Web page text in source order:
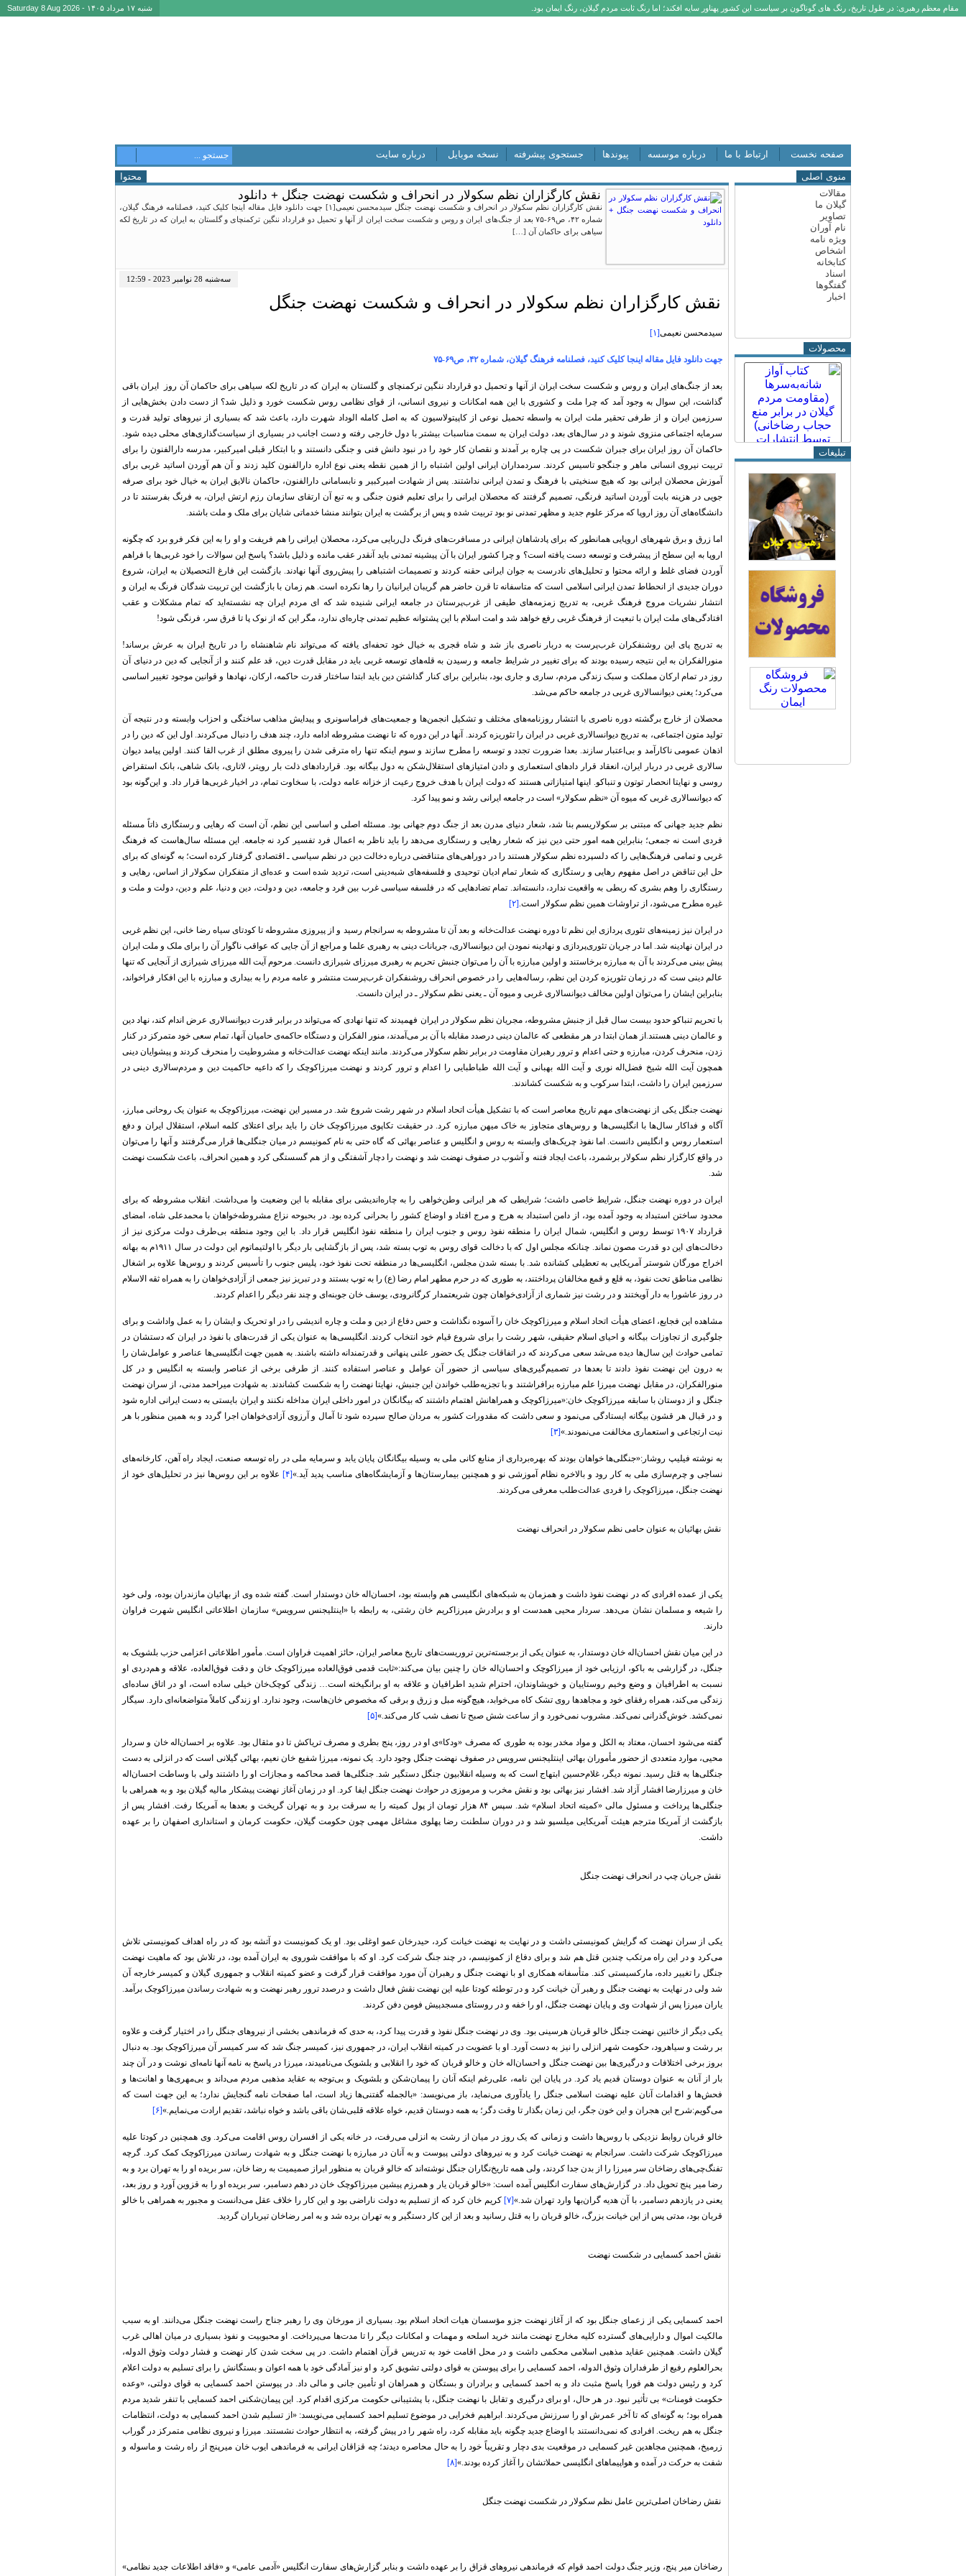
مقام معظم رهبری: در طول تاریخ، رنگ های گوناگون بر سیاست این کشور پهناور سایه افکند؛ اما رنگ ثابت مردم گیلان، رنگ ایمان بود. شنبه ۱۷ مرداد ۱۴۰۵ - Saturday 8 Aug 2026
صفحه نخست ارتباط با ما درباره موسسه پیوندها جستجوی پیشرفته نسخه موبایل درباره سایت
منوی اصلی
مقالات
گیلان ما
تصاویر
نام آوران
ویژه نامه
اشخاص
کتابخانه
اسناد
گفتگوها
اخبار
محصولات
تبلیغات
محتوا
نقش کارگزاران نظم سکولار در انحراف و شکست نهضت جنگل + دانلود
نقش کارگزاران نظم سکولار در انحراف و شکست نهضت جنگل سیدمحسن نعیمی[۱] جهت دانلود فایل مقاله اینجا کلیک کنید، فصلنامه فرهنگ گیلان،
شماره ۴۲، ص۶۹-۷۵ بعد از جنگ‌های ایران و روس و شکست سخت ایران از آنها و تحمیل دو قرارداد ننگین ترکمنچای و گلستان به ایران که در تاریخ لکه
سیاهی برای حاکمان آن […]
سه‌شنبه 28 نوامبر 2023 - 12:59
نقش کارگزاران نظم سکولار در انحراف و شکست نهضت جنگل
سیدمحسن نعیمی[۱]
جهت دانلود فایل مقاله اینجا کلیک کنید، فصلنامه فرهنگ گیلان، شماره ۴۲، ص۶۹-۷۵
بعد از جنگ‌های ایران و روس و شکست سخت ایران از آنها و تحمیل دو قرارداد ننگین ترکمنچای و گلستان به ایران که در تاریخ لکه سیاهی برای حاکمان آن روز ایران باقی
گذاشت، این سوال به وجود آمد که چرا ملت و کشوری با این همه امکانات و نیروی انسانی، از قوای نظامی روس شکست خورد و ذلیل شد؟ از دست دادن بخش‌هایی از
سرزمین ایران و از طرفی تحقیر ملت ایران به واسطه تحمیل نوعی از کاپیتولاسیون که به اصل کامله الوداد شهرت دارد، باعث شد که بسیاری از نیروهای تولید قدرت و
سرمایه اجتماعی منزوی شوند و در سال‌های بعد، دولت ایران به سمت مناسبات بیشتر با دول خارجی رفته و دست اجانب در بسیاری از سیاست‌گذاری‌های محلی دیده شود.
حاکمان آن روز ایران برای جبران شکست در پی چاره بر آمدند و نقصان کار خود را در نبود دانش فنی و جنگی دانستند و با ابتکار قبلی امیرکبیر، مدرسه دارالفنون را برای
تربیت نیروی انسانی ماهر و جنگجو تاسیس کردند. سردمداران ایرانی اولین اشتباه را از همین نقطه یعنی نوع اداره دارالفنون کلید زدند و آن هم آوردن اساتید غربی برای
آموزش محصلان ایرانی بود که هیچ سنخیتی با فرهنگ و تمدن ایرانی نداشتند. پس از شهادت امیرکبیر و نابسامانی دارالفنون، حاکمان نالایق ایران به خیال خود برای صرفه
جویی در هزینه بابت آوردن اساتید فرنگی، تصمیم گرفتند که محصلان ایرانی را برای تعلیم فنون جنگی و به تبع آن ارتقای سازمان رزم ارتش ایران، به فرنگ بفرستند تا در
دانشگاه‌های آن روز اروپا که مرکز علوم جدید و مظهر تمدنی نو بود تربیت شده و پس از برگشت به ایران بتوانند منشا خدماتی شایان برای ملک و ملت باشند.
اما زرق و برق شهرهای اروپایی همانطور که برای پادشاهان ایرانی در مسافرت‌های فرنگ دل‌ربایی می‌کرد، محصلان ایرانی را هم فریفت و او را به این فکر فرو برد که چگونه
اروپا به این سطح از پیشرفت و توسعه دست یافته است؟ و چرا کشور ایران با آن پیشینه تمدنی باید آنقدر عقب مانده و ذلیل باشد؟ پاسخ این سوالات را خود غربی‌ها با فراهم
آوردن فضای غلط و ارائه محتوا و تحلیل‌های نادرست به جوان ایرانی حقنه کردند و تصمیمات اشتباهی را پیش‌روی آنها نهادند. بازگشت این فارغ التحصیلان به ایران، شروع
دوران جدیدی از انحطاط تمدن ایرانی اسلامی است که متاسفانه تا قرن حاضر هم گریبان ایرانیان را رها نکرده است. هم زمان با بازگشت این تربیت شدگان فرنگ به ایران و
انتشار نشریات مروج فرهنگ غربی، به تدریج زمزمه‌های طیفی از غرب‌پرستان در جامعه ایرانی شنیده شد که ای مردم ایران چه نشسته‌اید که تمام مشکلات و عقب
افتادگی‌های ملت ایران با تبعیت از فرهنگ غربی رفع خواهد شد و امت اسلام با این پشتوانه عظیم تمدنی چاره‌ای ندارد، مگر این که از نوک پا تا فرق سر، فرنگی شود!
به تدریج پای این روشنفکران غرب‌پرست به دربار ناصری باز شد و شاه قجری به خیال خود تحفه‌ای یافته که می‌تواند نام شاهنشاه را در تاریخ ایران به عرش برساند!
منورالفکران به این نتیجه رسیده بودند که برای تغییر در شرایط جامعه و رسیدن به قله‌های توسعه غربی باید در مقابل قدرت دین، قد علم کنند و از آنجایی که دین در دنیای آن
روز در تمام ارکان مملکت و سبک زندگی مردم، ساری و جاری بود، بنابراین برای کنار گذاشتن دین باید ابتدا ساختار قدرت حاکمه، ارکان، نهادها و قوانین موجود تغییر اساسی
می‌کرد؛ یعنی دیوانسالاری غربی در جامعه حاکم می‌شد.
محصلان از خارج برگشته دوره ناصری با انتشار روزنامه‌های مختلف و تشکیل انجمن‌ها و جمعیت‌های فراماسونری و پیدایش مذاهب ساختگی و احزاب وابسته و در نتیجه آن
تولید متون اجتماعی، به تدریج دیوانسالاری غربی در ایران را تئوریزه کردند. آنها در این دوره که تا نهضت مشروطه ادامه دارد، چند هدف را دنبال می‌کردند. اول این که دین را در
اذهان عمومی ناکارآمد و بی‌اعتبار سازند. بعدا ضرورت تجدد و توسعه را مطرح سازند و سوم اینکه تنها راه مترقی شدن را پیروی مطلق از غرب القا کنند. اولین پیامد دیوان
سالاری غربی در دربار ایران، انعقاد قرار دادهای استعماری و دادن امتیازهای استقلال‌شکن به دول بیگانه بود. قراردادهای ذلت بار رویتر، لاتاری، بانک شاهی، بانک استقراض
روسی و نهایتا انحصار توتون و تنباکو. اینها امتیازاتی هستند که دولت ایران با هدف خروج رعیت از خزانه عامه دولت، با سخاوت تمام، در اخیار غربی‌ها قرار داد. و این‌گونه بود
که دیوانسالاری غربی که میوه آن «نظم سکولار» است در جامعه ایرانی رشد و نمو پیدا کرد.
نظم جدید جهانی که مبتنی بر سکولاریسم بنا شد، شعار دنیای مدرن بعد از جنگ دوم جهانی بود. مسئله اصلی و اساسی این نظم، آن است که رهایی و رستگاری ذاتاً مسئله
فردی است نه جمعی؛ بنابراین همه امور حتی دین نیز که شعار رهایی و رستگاری می‌دهد را باید ناظر به اعمال فرد تفسیر کرد نه جامعه. این مسئله سال‌هاست که فرهنگ
غربی و تمامی فرهنگ‌هایی را که دلسپرده نظم سکولار هستند را در دوراهی‌های متناقضی درباره دخالت دین در نظم سیاسی ـ اقتصادی گرفتار کرده است؛ به گونه‌ای که برای
حل این تناقض در اصل مفهوم رهایی و رستگاری که شعار تمام ادیان توحیدی و فلسفه‌های شبه‌دینی است، تردید شده است و عده‌ای از متفکران سکولار از اساس، رهایی و
رستگاری را وهم بشری که ربطی به واقعیت ندارد، دانسته‌اند. تمام تضادهایی که در فلسفه سیاسی غرب بین فرد و جامعه، دین و دولت، دین و دنیا، علم و دین، دولت و ملت و
غیره مطرح می‌شود، از تراوشات همین نظم سکولار است.[۲]
در ایران نیز زمینه‌های تئوری پردازی این نظم تا دوره نهضت عدالت‌خانه و بعد آن تا مشروطه به سرانجام رسید و از پیروزی مشروطه تا کودتای سیاه رضا خانی، این نظم غربی
در ایران نهادینه شد. اما در جریان تئوری‌پردازی و نهادینه نمودن این دیوانسالاری، جریانات دینی به رهبری علما و مراجع از آن جایی که عواقب ناگوار آن را برای ملک و ملت ایران
پیش بینی می‌کردند با آن به مبارزه برخاستند و اولین مبارزه با آن را می‌توان جنبش تحریم به رهبری میرزای شیرازی دانست. مرحوم آیت الله میرزای شیرازی از آنجایی که تنها
عالم دینی ست که در زمان تئوریزه کردن این نظم، رساله‌هایی را در خصوص انحراف روشنفکران غرب‌پرست منتشر و عامه مردم را به بیداری و مبارزه با این افکار فراخواند،
بنابراین ایشان را می‌توان اولین مخالف دیوانسالاری غربی و میوه آن ـ یعنی نظم سکولار ـ در ایران دانست.
با تحریم تنباکو حدود بیست سال قبل از جنبش مشروطه، مجریان نظم سکولار در ایران فهمیدند که تنها نهادی که می‌تواند در برابر قدرت دیوانسالاری عرض اندام کند، نهاد دین
و عالمان دینی هستند.از همان ابتدا در هر مقطعی که عالمان دینی درصدد مقابله با آن بر می‌آمدند، منور الفکران و دستگاه حاکمه‌ی حامیان آنها، تمام سعی خود متمرکز در کنار
زدن، منحرف کردن، مبارزه و حتی اعدام و ترور رهبران مقاومت در برابر نظم سکولار می‌کردند. مانند اینکه نهضت عدالت‌خانه و مشروطیت را منحرف کردند و پیشوایان دینی
همچون آیت الله شیخ فضل‌اله نوری و آیت الله بهبانی و آیت الله طباطبایی را اعدام و ترور کردند و نهضت میرزاکوچک را که داعیه حاکمیت دین و مردم‌سالاری دینی در
سرزمین ایران را داشت، ابتدا سرکوب و به شکست کشاندند.
نهضت جنگل یکی از نهضت‌های مهم تاریخ معاصر است که با تشکیل هیأت اتحاد اسلام در شهر رشت شروع شد. در مسیر این نهضت، میرزاکوچک به عنوان یک روحانی مبارز،
آگاه و فداکار سال‌ها با انگلیسی‌ها و روس‌های متجاوز به خاک میهن مبارزه کرد. در حقیقت تکاپوی میرزاکوچک خان را باید برای اعتلای کلمه اسلام، استقلال ایران و دفع
استعمار روس و انگلیس دانست. اما نفوذ چریک‌های وابسته به روس و انگلیس و عناصر بهائی که گاه حتی به نام کمونیسم در میان جنگلی‌ها قرار می‌گرفتند و آنها را می‌توان
در واقع کارگزار نظم سکولار برشمرد، باعث ایجاد فتنه و آشوب در صفوف نهضت شد و نهضت را دچار آشفتگی و از هم گسستگی کرد و همین انحراف، باعث شکست نهضت
شد.
ایران در دوره نهضت جنگل، شرایط خاصی داشت؛ شرایطی که هر ایرانی وطن‌خواهی را به چاره‌اندیشی برای مقابله با این وضعیت وا می‌داشت. انقلاب مشروطه که برای
محدود ساختن استبداد به وجود آمده بود، از دامن استبداد به هرج و مرج افتاد و اوضاع کشور را بحرانی کرده بود. در بحبوحه نزاع مشروطه‌خواهان با محمدعلی شاه، امضای
قرارداد ۱۹۰۷ توسط روس و انگلیس، شمال ایران را منطقه نفوذ روس و جنوب ایران را منطقه نفوذ انگلیس قرار داد. با این وجود منطقه بی‌طرف دولت مرکزی نیز از
دخالت‌های این دو قدرت مصون نماند. چنانکه مجلس اول که با دخالت قوای روس به توپ بسته شد، پس از بازگشایی بار دیگر با اولتیماتوم این دولت در سال ۱۹۱۱م به بهانه
اخراج مورگان شوستر آمریکایی به تعطیلی کشانده شد. با بسته شدن مجلس، انگلیسی‌ها در منطقه تحت نفوذ خود، پلیس جنوب را تأسیس کردند و روس‌ها علاوه بر اشغال
نظامی مناطق تحت نفوذ، به قلع و قمع مخالفان پرداختند، به طوری که در حرم مطهر امام رضا (ع) را به توپ بستند و در تبریز نیز جمعی از آزادی‌خواهان را به همراه ثقه الاسلام
در روز عاشورا به دار آویختند و در رشت نیز شماری از آزادی‌خواهان چون شریعتمدار کرگانرودی، یوسف خان جوبنه‌ای و چند نفر دیگر را اعدام کردند.
مشاهده این فجایع، اعضای هیأت اتحاد اسلام و میرزاکوچک خان را آسوده نگذاشت و حس دفاع از دین و ملت و چاره اندیشی را در او تحریک و ایشان را به عمل واداشت و برای
جلوگیری از تجاوزات بیگانه و احیای اسلام حقیقی، شهر رشت را برای شروع قیام خود انتخاب کردند. انگلیسی‌ها به عنوان یکی از قدرت‌های با نفوذ در ایران که دستشان در
تمامی حوادث این سال‌ها دیده می‌شد سعی می‌کردند که در اتفاقات جنگل یک حضور علنی پنهانی و قدرتمندانه داشته باشند. به همین جهت انگلیسی‌ها عناصر و عوامل‌شان را
به درون این نهضت نفوذ دادند تا بعد‌ها در تصمیم‌گیری‌های سیاسی از حضور آن عوامل و عناصر استفاده کنند. از طرفی برخی از عناصر وابسته به انگلیس و در کل
منورالفکران، در مقابل نهضت میرزا علم مبارزه برافراشتند و با تجزیه‌طلب خواندن این جنبش، نهایتا نهضت را به شکست کشاندند. به شهادت میراحمد مدنی، از سران نهضت
جنگل و از دوستان با سابقه میرزاکوچک خان:«میرزاکوچک و همراهانش اهتمام داشتند که بیگانگان در امور داخلی ایران مداخله نکنند و ایران بایستی به دست ایرانی اداره شود
و در قبال هر قشون بیگانه ایستادگی می‌نمود و سعی داشت که مقدورات کشور به مردان صالح سپرده شود تا آمال و آرزوی آزادی‌خواهان اجرا گردد و به همین منظور با هر
نیت ارتجاعی و استعماری مخالفت می‌نمودند.»[۳]
به نوشته فیلیپ روشار:«جنگلی‌ها خواهان بودند که بهره‌برداری از منابع کانی ملی به وسیله بیگانگان پایان یابد و سرمایه ملی در راه توسعه صنعت، ایجاد راه آهن، کارخانه‌های
نساجی و چرم‌سازی ملی به کار رود و بالاخره نظام آموزشی نو و همچنین بیمارستان‌ها و آزمایشگاه‌های مناسب پدید آید.»[۴]
علاوه بر این روس‌ها نیز در تحلیل‌های خود از
نهضت جنگل، میرزاکوچک را فردی عدالت‌طلب معرفی می‌کردند.
نقش بهائیان به عنوان حامی نظم سکولار در انحراف نهضت
یکی از عمده افرادی که در نهضت نفوذ داشت و همزمان به شبکه‌های انگلیسی هم وابسته بود، احسان‌اله خان دوستدار است. گفته شده وی از بهائیان مازندران بوده، ولی خود
را شیعه و مسلمان نشان می‌دهد. سردار محیی همدست او و برادرش میرزاکریم خان رشتی، به رابطه با «اینتلیجنس سرویس» سازمان اطلاعاتی انگلیس شهرت فراوان
دارند.
در این میان نقش احسان‌اله خان دوستدار، به عنوان یکی از برجسته‌ترین تروریست‌های تاریخ معاصر ایران، حائز اهمیت فراوان است. مأمور اطلاعاتی اعزامی حزب بلشویک به
جنگل، در گزارشی به باکو، ارزیابی خود از میرزاکوچک و احسان‌اله خان را چنین بیان می‌کند:«ثابت قدمی فوق‌العاده میرزاکوچک خان و دقت فوق‌العاده، علاقه و هم‌دردی او
نسبت به اطرافیان و وضع وخیم روستاییان و خویشاوندان، احترام شدید اطرافیان و علاقه به او برانگیخته است… زندگی کوچک‌خان خیلی ساده است، او در اتاق ساده‌ای
زندگی می‌کند، همراه رفقای خود و مجاهدها روی تشک کاه می‌خوابد، هیچ‌گونه مبل و زرق و برقی که مخصوص خان‌هاست، وجود ندارد. او زندگی کاملاً متواضعانه‌ای دارد. سیگار
نمی‌کشد. خوش‌گذرانی نمی‌کند. مشروب نمی‌خورد و از ساعت شش صبح تا نصف شب کار می‌کند.»[۵]
گفته می‌شود احسان، معتاد به الکل و مواد مخدر بوده به طوری که مصرف «ودکا»ی او در روز، پنج بطری و مصرف تریاکش تا دو مثقال بود. علاوه بر احسان‌اله خان و سردار
محیی، موارد متعددی از حضور مأموران بهائی اینتلیجنس سرویس در صفوف نهضت جنگل وجود دارد. یک نمونه، میرزا شفیع خان نعیم، بهائی گیلانی است که در انزلی به دست
جنگلی‌ها به قتل رسید. نمونه دیگر، غلام‌حسین ابتهاج است که به وسیله انقلابیون جنگل دستگیر شد. جنگلی‌ها قصد محاکمه و مجازات او را داشتند ولی با وساطت احسان‌اله
خان و میرزارضا افشار آزاد شد. افشار نیز بهائی بود و نقش مخرب و مرموزی در حوادث نهضت جنگل ایفا کرد. او در زمان آغاز نهضت پیشکار مالیه گیلان بود و به همراهی با
جنگلی‌ها پرداخت و مسئول مالی «کمیته اتحاد اسلام» شد. سپس ۸۴ هزار تومان از پول کمیته را به سرقت برد و به تهران گریخت و بعدها به آمریکا رفت. افشار پس از
بازگشت از آمریکا مترجم هیئت آمریکایی میلسپو شد و در دوران سلطنت رضا پهلوی مشاغل مهمی چون حکومت گیلان، حکومت کرمان و استانداری اصفهان را بر عهده
داشت.
نقش جریان چپ در انحراف نهضت جنگل
یکی از سران نهضت که گرایش کمونیستی داشت و در نهایت به نهضت خیانت کرد، حیدرخان عمو اوغلی بود. او یک کمونیست دو آتشه بود که در راه اهداف کمونیستی تلاش
می‌کرد و در این راه مرتکب چندین قتل هم شد و برای دفاع از کمونیسم، در چند جنگ شرکت کرد. او که با موافقت شوروی به ایران آمده بود، در تلاش بود که ماهیت نهضت
جنگل را تغییر داده، مارکسیستی کند. متأسفانه همکاری او با نهضت جنگل و رهبران آن مورد موافقت قرار گرفت و عضو کمیته انقلاب و جمهوری گیلان و کمیسر خارجه آن
شد ولی در نهایت به نهضت جنگل و رهبر آن خیانت کرد و در توطئه کودتا علیه این نهضت نقش فعال داشت و درصدد ترور رهبر نهضت و به شهادت رساندن میرزاکوچک برآمد.
یاران میرزا پس از شهادت وی و پایان نهضت جنگل، او را خفه و در روستای مسجد‌پیش فومن دفن کردند.
یکی دیگر از خائنین نهضت جنگل خالو قربان هرسینی بود. وی در نهضت جنگل نفوذ و قدرت پیدا کرد، به حدی که فرماندهی بخشی از نیروهای جنگل را در اختیار گرفت و علاوه
بر رشت و سیاهرود، حکومت شهر انزلی را نیز به دست آورد. او با عضویت در کمیته انقلاب ایران، در جمهوری نیز، کمیسر جنگ شد که سر کمیسر آن میرزاکوچک بود. به دنبال
بروز برخی اختلافات و درگیری‌ها بین نهضت جنگل و احسان‌اله خان و خالو قربان که خود را انقلابی و بلشویک می‌نامیدند، میرزا در پاسخ به نامه آنها نامه‌ای نوشت و در آن چند
بار از آنان به عنوان دوستان قدیم یاد کرد. در پایان این نامه، علی‌رغم اینکه آنان را پیمان‌شکن و بلشویک و بی‌توجه به عقاید مذهبی مردم می‌داند و بی‌مهری‌ها و اهانت‌ها و
فحش‌ها و اقدامات آنان علیه نهضت اسلامی جنگل را یادآوری می‌نماید، باز می‌نویسد: «بالجمله گفتنی‌ها زیاد است، اما صفحات نامه گنجایش ندارد؛ به این جهت است که
می‌گویم:شرح این هجران و این خون جگر، این زمان بگذار تا وقت دگر؛ به همه دوستان قدیم، خواه علاقه قلبی‌شان باقی باشد و خواه نباشد، تقدیم ارادت می‌نمایم.»[۶]
خالو قربان روابط نزدیکی با روس‌ها داشت و زمانی که یک روز در میان از رشت به انزلی می‌رفت، در خانه یکی از افسران روس اقامت می‌کرد. وی همچنین در کودتا علیه
میرزاکوچک شرکت داشت. سرانجام به نهضت خیانت کرد و به نیروهای دولتی پیوست و به آنان در مبارزه با نهضت جنگل و به شهادت رساندن میرزاکوچک کمک کرد. گرچه
تفنگ‌چی‌های رضاخان سر میرزا را از بدن جدا کردند، ولی همه تاریخ‌نگاران جنگل نوشته‌اند که خالو قربان به منظور ابراز صمیمیت به رضا خان، سر بریده او را به تهران برد و به
رضا میر پنج تحویل داد. در گزارش‌های سفارت انگلیس آمده است: «خالو قربان یار و همرزم پیشین میرزاکوچک خان در دهم دسامبر، سر بریده او را به قزوین آورد و روز بعد،
یعنی در یازدهم دسامبر، با آن هدیه گران‌بها وارد تهران شد.»[۷]
کریم خان کرد که از تسلیم به دولت ناراضی بود و این کار را خلاف عقل می‌دانست و مجبور به همراهی با خالو
قربان بود، مدتی پس از این خیانت بزرگ، خالو قربان را به قتل رسانید و بعد از این کار دستگیر و به تهران برده شد و به امر رضاخان تیرباران گردید.
نقش احمد کسمایی در شکست نهضت
احمد کسمایی یکی از زعمای جنگل بود که از آغاز نهضت جزو مؤسسان هیات اتحاد اسلام بود. بسیاری از مورخان وی را رهبر جناح راست نهضت جنگل می‌دانند. او به سبب
مالکیت اموال و دارایی‌های گسترده کلیه مخارج نهضت مانند خرید اسلحه و مهمات و امکانات دیگر را تا مدت‌ها می‌پرداخت. او محبوبیت و نفوذ بسیاری در میان اهالی غرب
گیلان داشت. همچنین عقاید مذهبی اسلامی محکمی داشت و در محل اقامت خود به تدریس قرآن اهتمام داشت. در پی سخت شدن کار نهضت و فشار دولت وثوق الدوله،
بحرالعلوم رفیع از طرفداران وثوق الدوله، احمد کسمایی را برای پیوستن به قوای دولتی تشویق کرد و او نیز آمادگی خود با همه اعوان و بستگانش را برای تسلیم به دولت اعلام
کرد و رئیس دولت هم فورا پاسخ مثبت داد و به احمد کسمایی و برادران و بستگان و همراهان او تأمین جانی و مالی داد. در پیوستن احمد کسمایی به قوای دولتی، «وعده
حکومت فومنات» بی تأثیر نبود. در هر حال، او برای درگیری و تقابل با نهضت جنگل، با پشتیبانی حکومت مرکزی اقدام کرد. این پیمان‌شکنی احمد کسمایی با تنفر شدید مردم
همراه بود؛ به گونه‌ای که تا آخر عمرش او را سرزنش می‌کردند. ابراهیم فخرایی در موضوع تسلیم احمد کسمایی می‌نویسد: «از تسلیم شدن احمد کسمایی به دولت، انتظامات
جنگل به هم ریخت. افرادی که نمی‌دانستند با اوضاع جدید چگونه باید مقابله کرد، راه شهر را در پیش گرفته، به انتظار حوادث نشستند. میرزا و نیروی نظامی متمرکز در گوراب
زرمیخ، همچنین مجاهدین غیر کسمایی در موقعیت بدی دچار و تقریباً خود را به حال محاصره دیدند؛ چه قزاقان ایرانی به فرماندهی ایوب خان میرپنج از راه رشت و ماسوله و
شفت به حرکت در آمده و هواپیماهای انگلیسی حملاتشان را آغاز کرده بودند.»[۸]
نقش رضاخان اصلی‌ترین عامل نظم سکولار در شکست نهضت جنگل
رضاخان میر پنج، وزیر جنگ دولت احمد قوام که فرماندهی نیروهای قزاق را بر عهده داشت و بنابر گزارش‌های سفارت انگلیس «آدمی عامی» و «فاقد اطلاعات جدید نظامی»